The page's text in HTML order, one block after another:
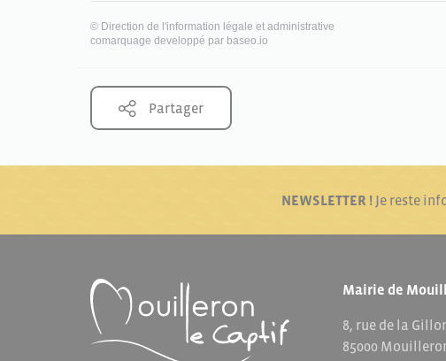
© Direction de l'information légale et administrative
comarquage developpé par baseo.io
Partager
NEWSLETTER !Je reste
Mairie de
8, rue de la
85000